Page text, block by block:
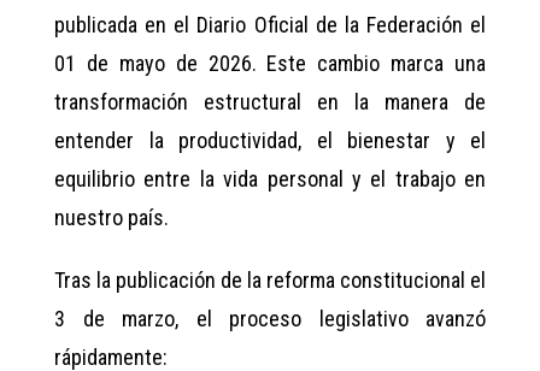
publicada en el Diario Oficial de la Federación el
01 de mayo de 2026. Este cambio marca una
transformación estructural en la manera de
entender la productividad, el bienestar y el
equilibrio entre la vida personal y el trabajo en
nuestro país.
Tras la publicación de la reforma constitucional el
3 de marzo, el proceso legislativo avanzó
rápidamente: